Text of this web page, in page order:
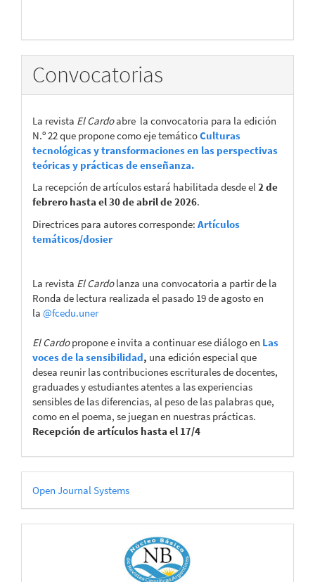
Convocatorias
La revista El Cardoabre la convocatoria para la edición
N.º 22 que propone como eje temáticoCulturas
tecnológicas y transformaciones en las perspectivas
teóricas y prácticas de enseñanza.
La recepción de artículos estará habilitada desde el2 de
febrero hasta el 30 de abril de 2026.
Directrices para autores corresponde: Artículos
temáticos/dosier
La revista El Cardolanza una convocatoria a partir de la
Ronda de lectura realizada el pasado 19 de agosto en
la @fcedu.uner
El Cardopropone e invita a continuar ese diálogo en Las
voces de la sensibilidad, una edición especial que
desea reunir las contribuciones escriturales de docentes,
graduades y estudiantes atentes a las experiencias
sensibles de las diferencias, al peso de las palabras que,
como en el poema, se juegan en nuestras prácticas.
Recepción de artículos hasta el 17/4
Desarrollado
por
Open Journal Systems
CATÁLOGOS